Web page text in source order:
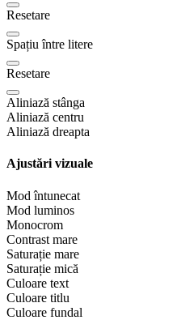
Resetare
Spațiu între litere
Resetare
Aliniază stânga
Aliniază centru
Aliniază dreapta
Ajustări vizuale
Mod întunecat
Mod luminos
Monocrom
Contrast mare
Saturație mare
Saturație mică
Culoare text
Culoare titlu
Culoare fundal